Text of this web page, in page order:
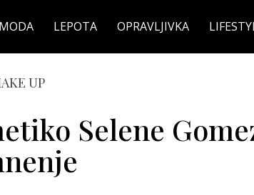
MODA LEPOTA OPRAVLJIVKA
UP
Selene